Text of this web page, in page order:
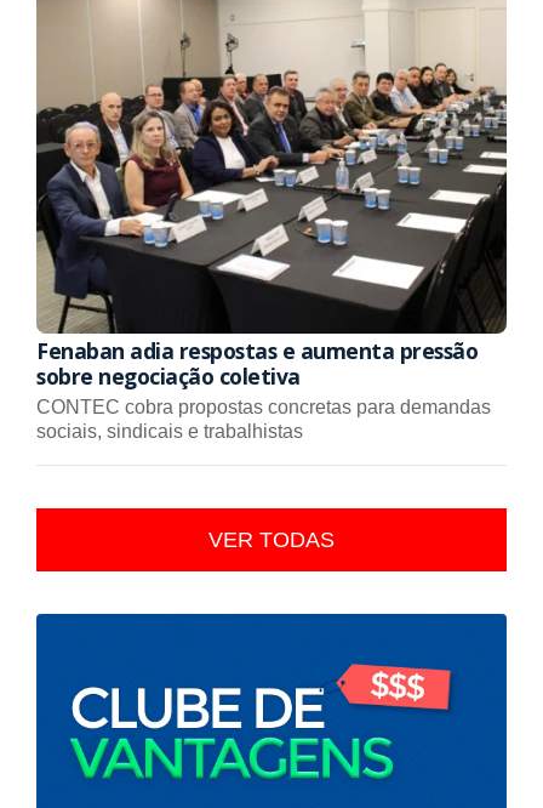
Fenaban adia respostas e aumenta pressão
sobre negociação coletiva
CONTEC cobra propostas concretas para demandas
sociais, sindicais e trabalhistas
VER TODAS